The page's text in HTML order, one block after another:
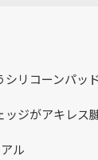
リコーンパッ
ッジがアキレス
ル